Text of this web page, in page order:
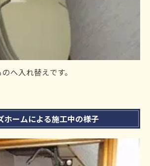
へ入れ替えです。
ホームによる施工中の様子